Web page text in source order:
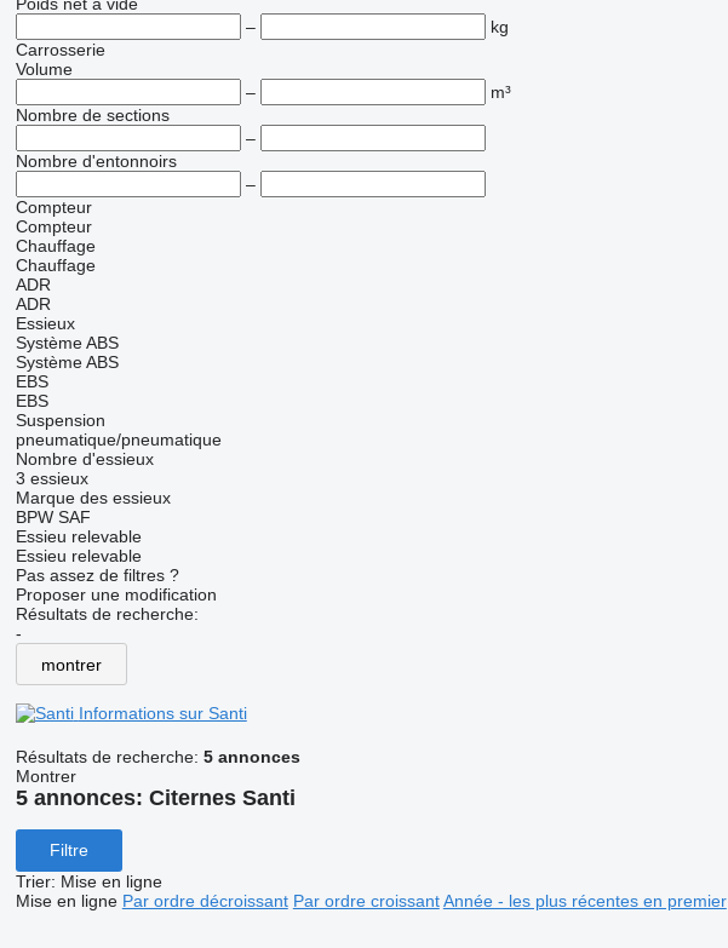
–
kg
Carrosserie
Volume
–
m³
Nombre de sections
–
Nombre d'entonnoirs
–
Compteur
Compteur
Chauffage
Chauffage
ADR
ADR
Essieux
Système ABS
Système ABS
EBS
EBS
Suspension
pneumatique/pneumatique
Nombre d'essieux
3 essieux
Marque des essieux
BPW SAF
Essieu relevable
Essieu relevable
Pas assez de filtres ?
Proposer une modification
Résultats de recherche:
-
montrer
Informations sur Santi
Résultats de recherche: 5 annonces
Montrer
5 annonces: Citernes Santi
Filtre
Trier: Mise en ligne
Mise en ligne Par ordre décroissant Par ordre croissant Année - les plus récentes en premier